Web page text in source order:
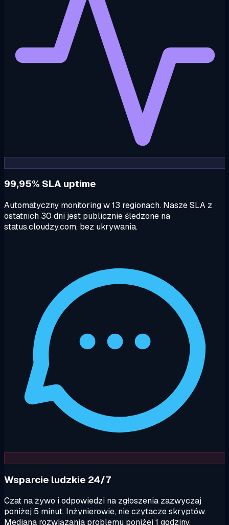
99,95% SLA uptime
Automatyczny monitoring w 13 regionach. Nasze SLA z
ostatnich 30 dni jest publicznie śledzone na
status.cloudzy.com, bez ukrywania.
Wsparcie ludzkie 24/7
Czat na żywo i odpowiedzi na zgłoszenia zazwyczaj
poniżej 5 minut. Inżynierowie, nie czytacze skryptów.
Mediana rozwiązania problemu poniżej 1 godziny.